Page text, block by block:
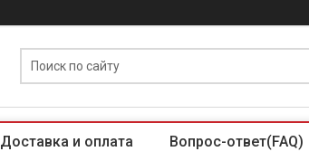
Доставка и оплата Вопрос-ответ(FAQ)